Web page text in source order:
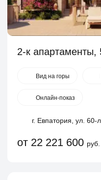
2-к апартаменты,
Вид на горы
Онлайн-показ
г. Евпатория, ул.
от 22 221 600 руб.